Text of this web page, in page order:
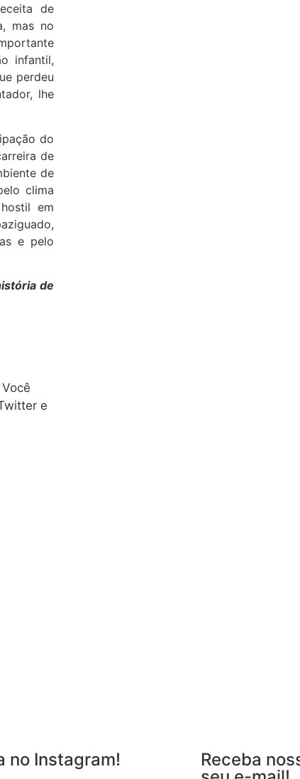
de
mas no
infantil,
perdeu
lhe
do
de
de
clima
em
e pelo
de
e
no Instagram!
Receba